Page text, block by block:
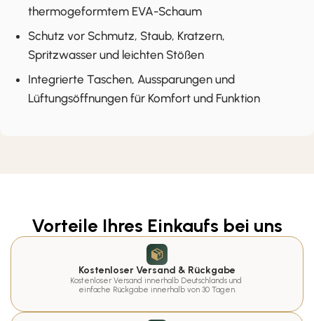
thermogeformtem EVA-Schaum
Schutz vor Schmutz, Staub, Kratzern,
Spritzwasser und leichten Stößen
Integrierte Taschen, Aussparungen und
Lüftungsöffnungen für Komfort und Funktion
Vorteile Ihres Einkaufs bei uns
Kostenloser Versand & Rückgabe
Kostenloser Versand innerhalb Deutschlands und
einfache Rückgabe innerhalb von 30 Tagen.